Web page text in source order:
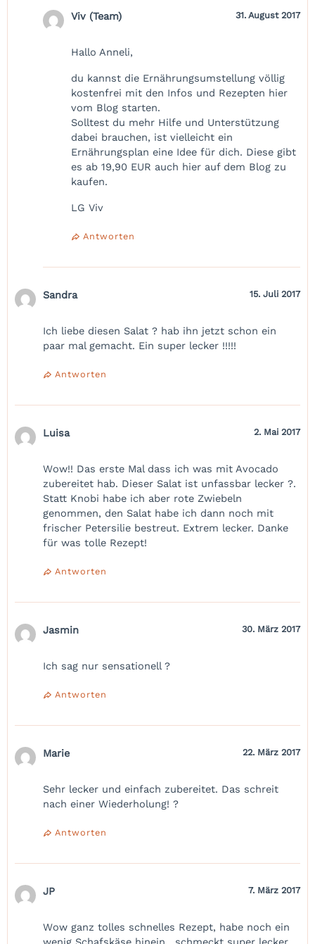
Viv (Team) 31. August 2017
Hallo Anneli,
du kannst die Ernährungsumstellung völlig
kostenfrei mit den Infos und Rezepten hier
vom Blog starten.
Solltest du mehr Hilfe und Unterstützung
dabei brauchen, ist vielleicht ein
Ernährungsplan eine Idee für dich. Diese gibt
es ab 19,90 EUR auch hier auf dem Blog zu
kaufen.
LG Viv
Antworten
Sandra 15. Juli 2017
Ich liebe diesen Salat ? hab ihn jetzt schon ein
paar mal gemacht. Ein super lecker !!!!!
Antworten
Luisa 2. Mai 2017
Wow!! Das erste Mal dass ich was mit Avocado
zubereitet hab. Dieser Salat ist unfassbar lecker ?.
Statt Knobi habe ich aber rote Zwiebeln
genommen, den Salat habe ich dann noch mit
frischer Petersilie bestreut. Extrem lecker. Danke
für was tolle Rezept!
Antworten
Jasmin 30. März 2017
Ich sag nur sensationell ?
Antworten
Marie 22. März 2017
Sehr lecker und einfach zubereitet. Das schreit
nach einer Wiederholung! ?
Antworten
JP 7. März 2017
Wow ganz tolles schnelles Rezept, habe noch ein